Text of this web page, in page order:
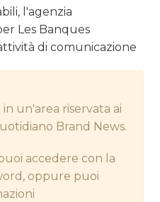
l'agenzia
Les Banques
di comunicazione
un'area riservata ai
Brand News.
accedere con la
oppure puoi